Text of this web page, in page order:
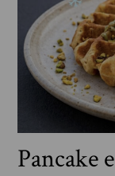
Pancake